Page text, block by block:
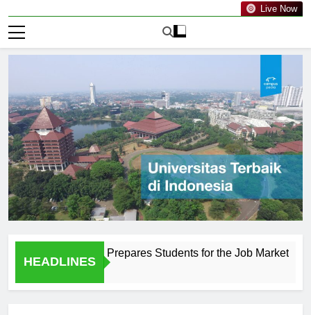
Live Now
HEADLINES
Kediri Prepares Students for the Job Market The